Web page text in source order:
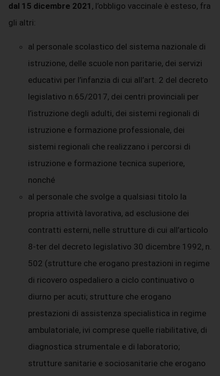
dal 15 dicembre 2021 , l’obbligo vaccinale è esteso, fra
gli altri:
al personale scolastico del sistema nazionale di
istruzione, delle scuole non paritarie, dei servizi
educativi per l’infanzia di cui all’art. 2 del decreto
legislativo n.65/2017, dei centri provinciali per
l’istruzione degli adulti, dei sistemi regionali di
istruzione e formazione professionale, dei
sistemi regionali che realizzano i percorsi di
istruzione e formazione tecnica superiore,
nonché
al personale che svolge a qualsiasi titolo la
propria attività lavorativa, ad esclusione dei
contratti esterni, nelle strutture di cui all’articolo
8-ter del decreto legislativo 30 dicembre 1992, n.
502 (strutture che erogano prestazioni in regime
di ricovero ospedaliero a ciclo continuativo o
diurno per acuti; strutture che erogano
prestazioni di assistenza specialistica in regime
ambulatoriale, ivi comprese quelle riabilitative, di
diagnostica strumentale e di laboratorio;
strutture sanitarie e sociosanitarie che erogano